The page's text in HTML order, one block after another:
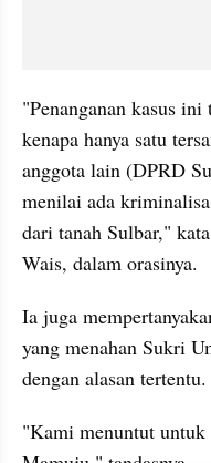
"Penanganan kasus
kenapa hanya satu
anggota lain (DPRD
menilai ada
dari tanah Sulbar,"
Wais, dalam orasinya.
Ia juga
yang menahan Sukri
dengan alasan tertentu.
"Kami menuntut untuk